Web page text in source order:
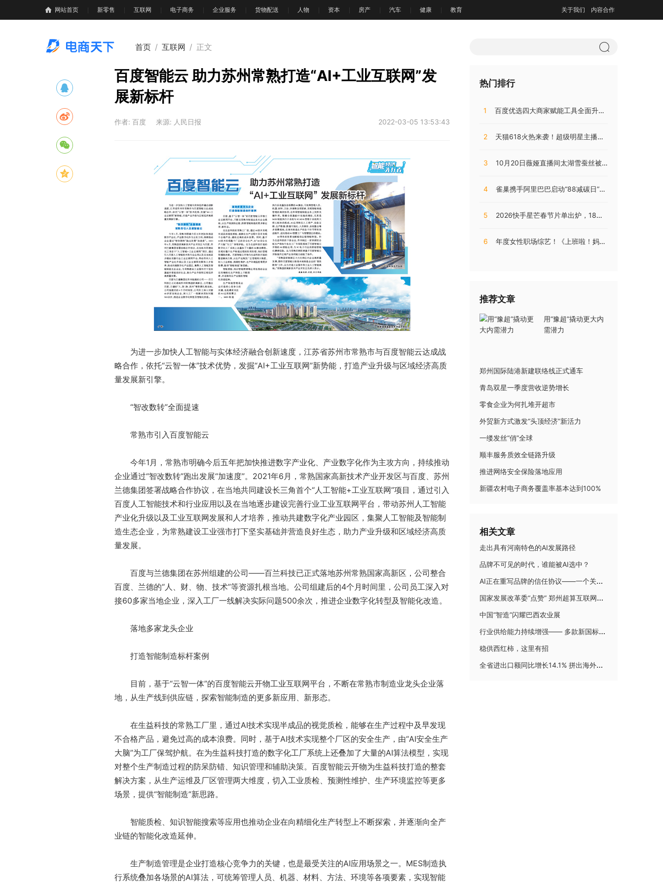
网站首页 新零售 互联网 电子商务 企业服务 货物配送 人物 资本 房产 汽车 健康 教育 关于我们 内容合作
首页 / 互联网 / 正文
百度智能云 助力苏州常熟打造“AI+工业互联网”发
展新标杆
作者: 百度 来源: 人民日报 2022-03-05 13:53:43
为进一步加快人工智能与实体经济融合创新速度，江苏省苏州市常熟市与百度智能云达成战
略合作，依托“云智一体”技术优势，发掘“AI+工业互联网”新势能，打造产业升级与区域经济高质
量发展新引擎。
“智改数转”全面提速
常熟市引入百度智能云
今年1月，常熟市明确今后五年把加快推进数字产业化、产业数字化作为主攻方向，持续推动
企业通过“智改数转”跑出发展“加速度”。2021年6月，常熟国家高新技术产业开发区与百度、苏州
兰德集团签署战略合作协议，在当地共同建设长三角首个“人工智能+工业互联网”项目，通过引入
百度人工智能技术和行业应用以及在当地逐步建设完善行业工业互联网平台，带动苏州人工智能
产业化升级以及工业互联网发展和人才培养，推动共建数字化产业园区，集聚人工智能及智能制
造生态企业，为常熟建设工业强市打下坚实基础并营造良好生态，助力产业升级和区域经济高质
量发展。
百度与兰德集团在苏州组建的公司——百兰科技已正式落地苏州常熟国家高新区，公司整合
百度、兰德的“人、财、物、技术”等资源扎根当地。公司组建后的4个月时间里，公司员工深入对
接60多家当地企业，深入工厂一线解决实际问题500余次，推进企业数字化转型及智能化改造。
落地多家龙头企业
打造智能制造标杆案例
目前，基于“云智一体”的百度智能云开物工业互联网平台，不断在常熟市制造业龙头企业落
地，从生产线到供应链，探索智能制造的更多新应用、新形态。
在生益科技的常熟工厂里，通过AI技术实现半成品的视觉质检，能够在生产过程中及早发现
不合格产品，避免过高的成本浪费。同时，基于AI技术实现整个厂区的安全生产，由“AI安全生产
大脑”为工厂保驾护航。在为生益科技打造的数字化工厂系统上还叠加了大量的AI算法模型，实现
对整个生产制造过程的防呆防错、知识管理和辅助决策。百度智能云开物为生益科技打造的整套
解决方案，从生产运维及厂区管理两大维度，切入工业质检、预测性维护、生产环境监控等更多
场景，提供“智能制造”新思路。
智能质检、知识智能搜索等应用也推动企业在向精细化生产转型上不断探索，并逐渐向全产
业链的智能化改造延伸。
生产制造管理是企业打造核心竞争力的关键，也是最受关注的AI应用场景之一。MES制造执
行系统叠加各场景的AI算法，可统筹管理人员、机器、材料、方法、环境等各项要素，实现智能
热门排行
1 百度优选四大商家赋能工具全面升级，持续助推商家降本增效
2 天猫618火热来袭！超级明星主播阵容，共同助阵预售直播盛典
3 10月20日薇娅直播间太湖雪蚕丝被直播开售，开局大卖销量火爆!
4 雀巢携手阿里巴巴启动“88减碳日”，兴起咖啡低碳消费之风
5 2026快手星芒春节片单出炉，18部精品短剧陪伴老铁们过个戏瘾年
6 年度女性职场综艺！《上班啦！妈妈》第二季揭秘直播电商内幕
推荐文章
用“豫超”撬动更大内
需潜力
郑州国际陆港新建联络线正式通车
青岛双星一季度营收逆势增长
零食企业为何扎堆开超市
外贸新方式激发“头顶经济”新活力
一缕发丝“俏”全球
顺丰服务质效全链路升级
推进网络安全保险落地应用
新疆农村电子商务覆盖率基本达到100%
相关文章
走出具有河南特色的AI发展路径
品牌不可见的时代，谁能被AI选中？
AI正在重写品牌的信任协议——一个关于"品牌可见度"的新命题
国家发展改革委“点赞” 郑州超算互联网核心节点再出圈
中国“智造”闪耀巴西农业展
行业供给能力持续增强—— 多款新国标电动自行车集中亮相
稳供西红柿，这里有招
全省进出口额同比增长14.1% 拼出海外新市场